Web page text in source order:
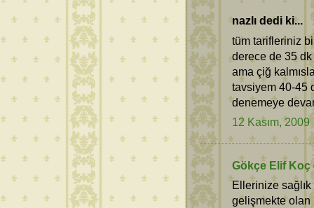
nazlı dedi ki...
tüm tarifleriniz
derece de 35 dk
ama çiğ
tavsiyem 40-45
denemeye
12 Kasım, 2009
Gökçe Elif Koç
Ellerinize
gelişmekte olan